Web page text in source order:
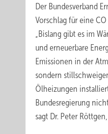
Der Bundesverband
Vorschlag für eine CO
„Bislang gibt es im
und erneuerbare
Emissionen in der
sondern
Ölheizungen
Bundesregierung
sagt Dr. Peter